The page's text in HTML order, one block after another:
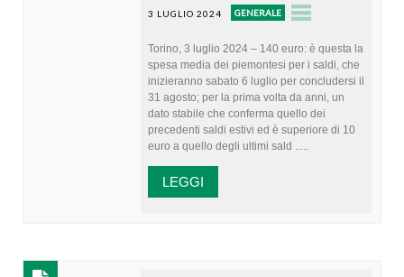
3 LUGLIO 2024 GENERALE
Torino, 3 luglio 2024 – 140 euro: è questa la
spesa media dei piemontesi per i saldi, che
inizieranno sabato 6 luglio per concludersi il
31 agosto; per la prima volta da anni, un
dato stabile che conferma quello dei
precedenti saldi estivi ed è superiore di 10
euro a quello degli ultimi sald .....
LEGGI